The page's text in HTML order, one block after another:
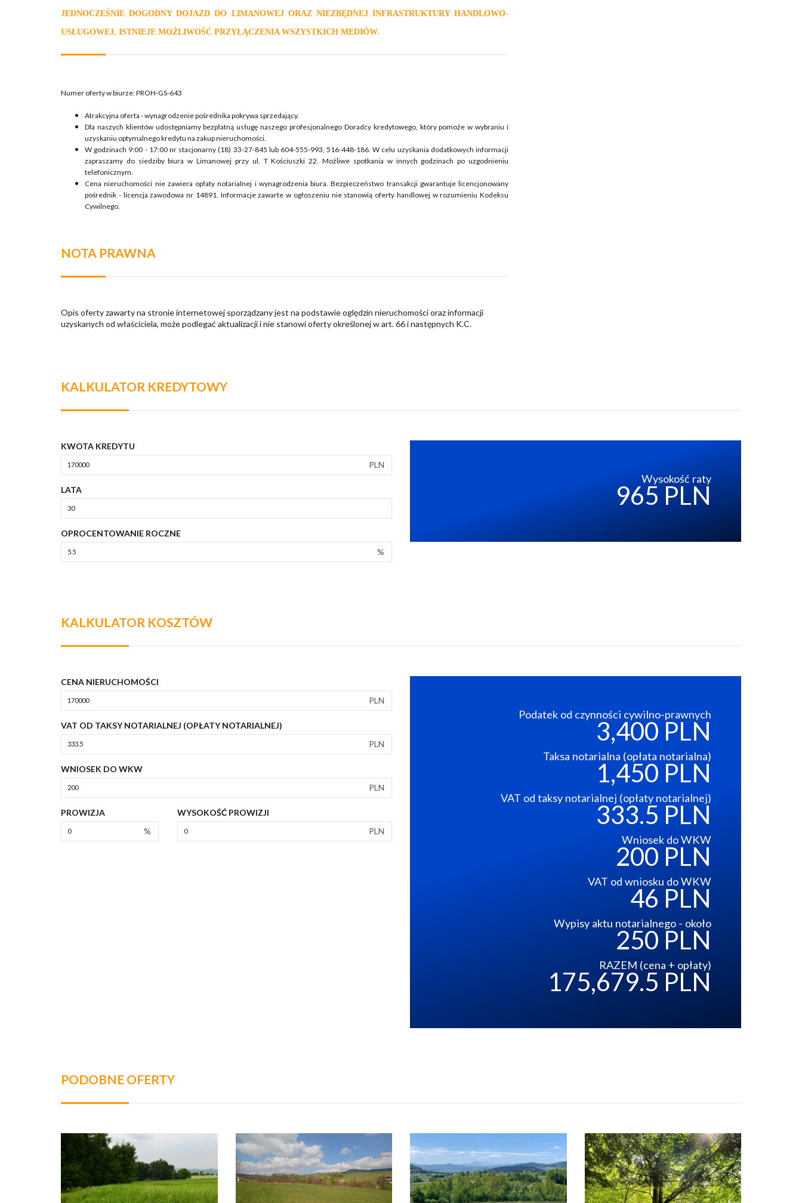
JEDNOCZEŚNIE DOGODNY DOJAZD DO LIMANOWEJ ORAZ NIEZBĘDNEJ INFRASTRUKTURY HANDLOWO-
USŁUGOWEJ. ISTNIEJE MOŻLIWOŚĆ PRZYŁĄCZENIA WSZYSTKICH MEDIÓW.
Numer oferty w biurze: PROH-GS-643
Atrakcyjna oferta - wynagrodzenie pośrednika pokrywa sprzedający.
Dla naszych klientów udostępniamy bezpłatną usługę naszego profesjonalnego Doradcy kredytowego, który pomoże w wybraniu i
uzyskaniu optymalnego kredytu na zakup nieruchomości.
W godzinach 9:00 - 17:00 nr stacjonarny (18) 33-27-845 lub 604-555-993, 516-448-186. W celu uzyskania dodatkowych informacji
zapraszamy do siedziby biura w Limanowej przy ul. T Kościuszki 22. Możliwe spotkania w innych godzinach po uzgodnieniu
telefonicznym.
Cena nieruchomości nie zawiera opłaty notarialnej i wynagrodzenia biura. Bezpieczeństwo transakcji gwarantuje licencjonowany
pośrednik - licencja zawodowa nr 14891. Informacje zawarte w ogłoszeniu nie stanowią oferty handlowej w rozumieniu Kodeksu
Cywilnego.
NOTA PRAWNA
Opis oferty zawarty na stronie internetowej sporządzany jest na podstawie oględzin nieruchomości oraz informacji
uzyskanych od właściciela, może podlegać aktualizacji i nie stanowi oferty określonej w art. 66 i następnych K.C.
KALKULATOR KREDYTOWY
KWOTA KREDYTU
PLN
LATA
OPROCENTOWANIE ROCZNE
%
Wysokość raty
965 PLN
KALKULATOR KOSZTÓW
CENA NIERUCHOMOŚCI
PLN
VAT OD TAKSY NOTARIALNEJ (OPŁATY NOTARIALNEJ)
PLN
WNIOSEK DO WKW
PLN
PROWIZJA
%
WYSOKOŚĆ PROWIZJI
PLN
Podatek od czynności cywilno-prawnych
3,400 PLN
Taksa notarialna (opłata notarialna)
1,450 PLN
VAT od taksy notarialnej (opłaty notarialnej)
333.5 PLN
Wniosek do WKW
200 PLN
VAT od wniosku do WKW
46 PLN
Wypisy aktu notarialnego - około
250 PLN
RAZEM (cena + opłaty)
175,679.5 PLN
PODOBNE OFERTY